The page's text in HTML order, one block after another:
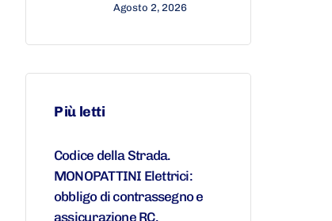
Agosto 2, 2026
Più letti
Codice della Strada.
MONOPATTINI Elettrici:
obbligo di contrassegno e
assicurazione RC.